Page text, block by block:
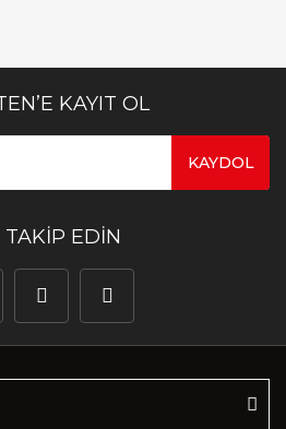
KAYIT OL
KAYDOL
TAKİP EDİN